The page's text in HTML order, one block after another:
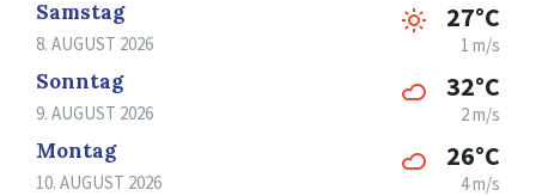
Samstag
8. AUGUST 2026
27°C
1 m/s
Sonntag
9. AUGUST 2026
32°C
2 m/s
Montag
10. AUGUST 2026
26°C
4 m/s